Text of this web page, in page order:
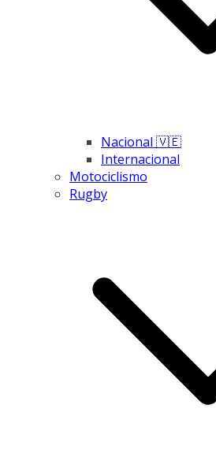
Nacional 🇻🇪
Internacional
Motociclismo
Rugby